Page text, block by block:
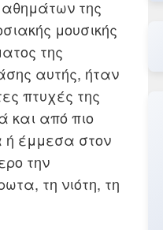
της
μουσικής
της
αυτής, ήταν
πτυχές της
και από πιο
ή έμμεσα στον
την
τη νιότη, τη